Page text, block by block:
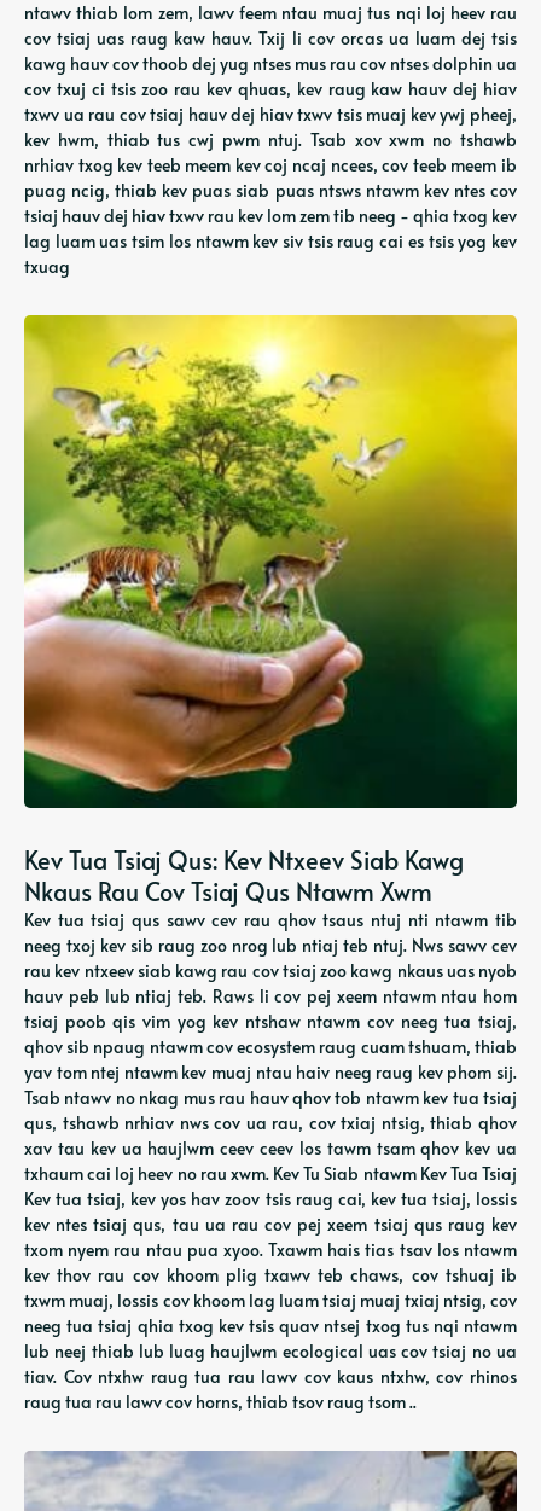
ntawv thiab lom zem, lawv feem ntau muaj tus nqi loj heev rau
cov tsiaj uas raug kaw hauv. Txij li cov orcas ua luam dej tsis
kawg hauv cov thoob dej yug ntses mus rau cov ntses dolphin ua
cov txuj ci tsis zoo rau kev qhuas, kev raug kaw hauv dej hiav
txwv ua rau cov tsiaj hauv dej hiav txwv tsis muaj kev ywj pheej,
kev hwm, thiab tus cwj pwm ntuj. Tsab xov xwm no tshawb
nrhiav txog kev teeb meem kev coj ncaj ncees, cov teeb meem ib
puag ncig, thiab kev puas siab puas ntsws ntawm kev ntes cov
tsiaj hauv dej hiav txwv rau kev lom zem tib neeg - qhia txog kev
lag luam uas tsim los ntawm kev siv tsis raug cai es tsis yog kev
txuag
Kev Tua Tsiaj Qus: Kev Ntxeev Siab Kawg
Nkaus Rau Cov Tsiaj Qus Ntawm Xwm
Kev tua tsiaj qus sawv cev rau qhov tsaus ntuj nti ntawm tib
neeg txoj kev sib raug zoo nrog lub ntiaj teb ntuj. Nws sawv cev
rau kev ntxeev siab kawg rau cov tsiaj zoo kawg nkaus uas nyob
hauv peb lub ntiaj teb. Raws li cov pej xeem ntawm ntau hom
tsiaj poob qis vim yog kev ntshaw ntawm cov neeg tua tsiaj,
qhov sib npaug ntawm cov ecosystem raug cuam tshuam, thiab
yav tom ntej ntawm kev muaj ntau haiv neeg raug kev phom sij.
Tsab ntawv no nkag mus rau hauv qhov tob ntawm kev tua tsiaj
qus, tshawb nrhiav nws cov ua rau, cov txiaj ntsig, thiab qhov
xav tau kev ua haujlwm ceev ceev los tawm tsam qhov kev ua
txhaum cai loj heev no rau xwm. Kev Tu Siab ntawm Kev Tua Tsiaj
Kev tua tsiaj, kev yos hav zoov tsis raug cai, kev tua tsiaj, lossis
kev ntes tsiaj qus, tau ua rau cov pej xeem tsiaj qus raug kev
txom nyem rau ntau pua xyoo. Txawm hais tias tsav los ntawm
kev thov rau cov khoom plig txawv teb chaws, cov tshuaj ib
txwm muaj, lossis cov khoom lag luam tsiaj muaj txiaj ntsig, cov
neeg tua tsiaj qhia txog kev tsis quav ntsej txog tus nqi ntawm
lub neej thiab lub luag haujlwm ecological uas cov tsiaj no ua
tiav. Cov ntxhw raug tua rau lawv cov kaus ntxhw, cov rhinos
raug tua rau lawv cov horns, thiab tsov raug tsom ..